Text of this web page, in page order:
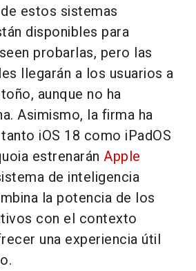
estos sistemas
disponibles para
probarlas, pero las
llegarán a los usuarios a
aunque no ha
Asimismo, la firma ha
iOS 18 como iPadOS
estrenarán Apple
de inteligencia
la potencia de los
con el contexto
una experiencia útil